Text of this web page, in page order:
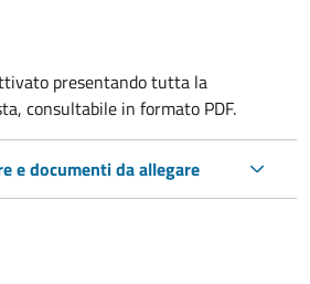
presentando tutta la
consultabile in formato PDF.
e documenti da allegare